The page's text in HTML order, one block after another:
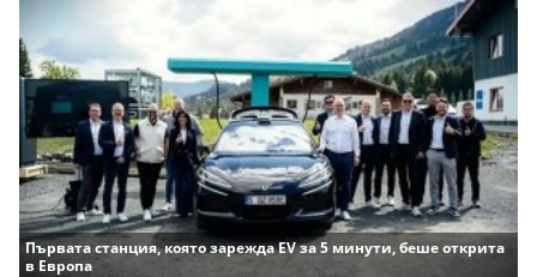
Първата станция, която зарежда EV за 5 минути, беше открита
в Европа